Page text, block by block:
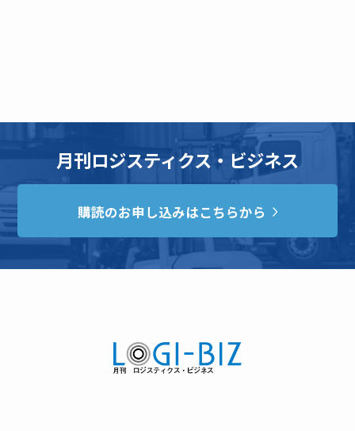
月刊ロジスティクス・ビジネス
購読のお申し込みはこちらから